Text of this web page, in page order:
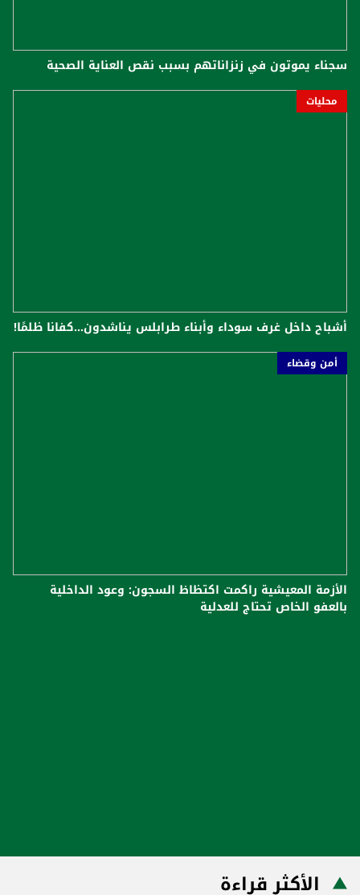
سجناء يموتون في زنزاناتهم بسبب نقص العناية الصحية
محليات
أشباح داخل غرف سوداء وأبناء طرابلس يناشدون...كفانا ظلمًا!
أمن وقضاء
الأزمة المعيشية راكمت اكتظاظ السجون: وعود الداخلية
بالعفو الخاص تحتاج للعدلية
الأكثر قراءة